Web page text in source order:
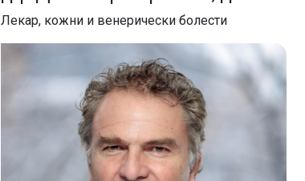
Лекар, кожни и венерически болести